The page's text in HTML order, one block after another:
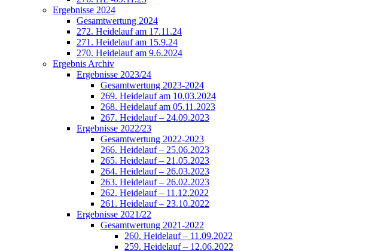
Ergebnisse 2024
Gesamtwertung 2024
272. Heidelauf am 17.11.24
271. Heidelauf am 15.9.24
270. Heidelauf am 9.6.2024
Ergebnis Archiv
Ergebnisse 2023/24
Gesamtwertung 2023-2024
269. Heidelauf am 10.03.2024
268. Heidelauf am 05.11.2023
267. Heidelauf – 24.09.2023
Ergebnisse 2022/23
Gesamtwertung 2022-2023
266. Heidelauf – 25.06.2023
265. Heidelauf – 21.05.2023
264. Heidelauf – 26.03.2023
263. Heidelauf – 26.02.2023
262. Heidelauf – 11.12.2022
261. Heidelauf – 23.10.2022
Ergebnisse 2021/22
Gesamtwertung 2021-2022
260. Heidelauf – 11.09.2022
259. Heidelauf – 12.06.2022